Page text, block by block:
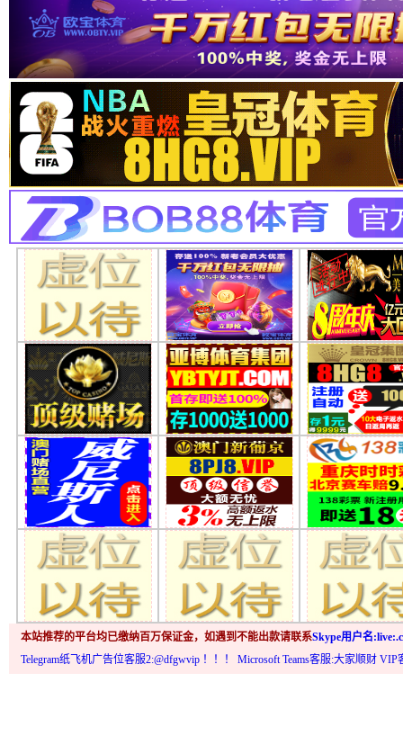
本站推荐的平台均已缴纳百万保证金，如遇到不能出款请联系Skype用户名
Telegram纸飞机广告位客服2:@dfgwvip ！！！ Microsoft Teams客服:大家顺财 VIP